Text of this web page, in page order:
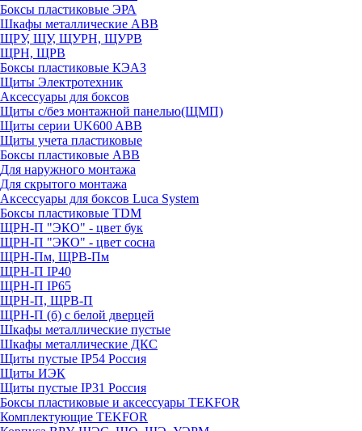
Боксы пластиковые ЭРА
Шкафы металлические ABB
ЩРУ, ЩУ, ЩУРН, ЩУРВ
ЩРН, ЩРВ
Боксы пластиковые КЭАЗ
Щиты Электротехник
Аксессуары для боксов
Щиты с/без монтажной панелью(ЩМП)
Щиты серии UK600 ABB
Щиты учета пластиковые
Боксы пластиковые ABB
Для наружного монтажа
Для скрытого монтажа
Аксессуары для боксов Luca System
Боксы пластиковые TDM
ЩРН-П "ЭКО" - цвет бук
ЩРН-П "ЭКО" - цвет сосна
ЩРН-Пм, ЩРВ-Пм
ЩРН-П IP40
ЩРН-П IP65
ЩРН-П, ЩРВ-П
ЩРН-П (б) с белой дверцей
Шкафы металлические пустые
Шкафы металлические ДКС
Щиты пустые IP54 Россия
Щиты ИЭК
Щиты пустые IP31 Россия
Боксы пластиковые и аксессуары TEKFOR
Комплектующие TEKFOR